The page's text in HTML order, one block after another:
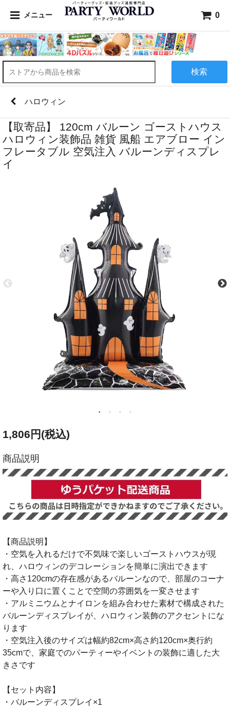
メニュー 0
検索
ハロウィン
【取寄品】 120cm バルーン ゴーストハウス
ハロウィン装飾品 雑貨 風船 エアブロー イン
フレータブル 空気注入 バルーンディスプレ
イ
1,806円(税込)
商品説明
【商品説明】
・空気を入れるだけで不気味で楽しいゴーストハウスが現
れ、ハロウィンのデコレーションを簡単に演出できます
・高さ120cmの存在感があるバルーンなので、部屋のコーナ
ーや入り口に置くことで空間の雰囲気を一変させます
・アルミニウムとナイロンを組み合わせた素材で構成された
バルーンディスプレイが、ハロウィン装飾のアクセントにな
ります
・空気注入後のサイズは幅約82cm×高さ約120cm×奥行約
35cmで、家庭でのパーティーやイベントの装飾に適した大
きさです
【セット内容】
・バルーンディスプレイ×1